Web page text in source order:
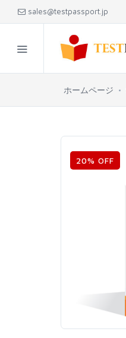
sales@testpassport.jp
ホームページ
20% OFF